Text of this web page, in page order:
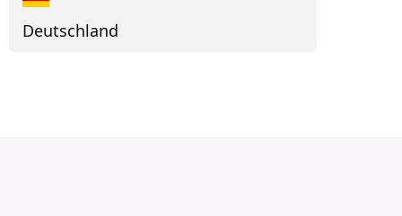
Deutschland